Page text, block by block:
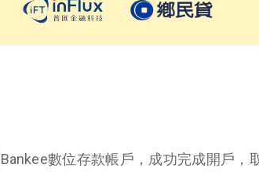
數位存款帳戶，成功完成開戶，